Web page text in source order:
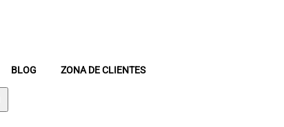
BLOG ZONA DE CLIENTES